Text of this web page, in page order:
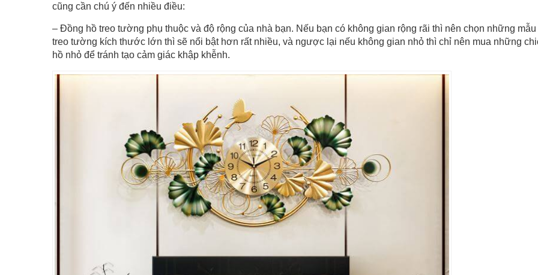
cũng cần chú ý đến nhiều điều:
– Đồng hồ treo tường phụ thuộc và độ rộng của nhà bạn. Nếu bạn có không gian rộng rãi thì nên chọn những
treo tường kích thước lớn thì sẽ nổi bật hơn rất nhiều, và ngược lại nếu không gian nhỏ thì chỉ nên mua những
hồ nhỏ để tránh tạo cảm giác khập khễnh.